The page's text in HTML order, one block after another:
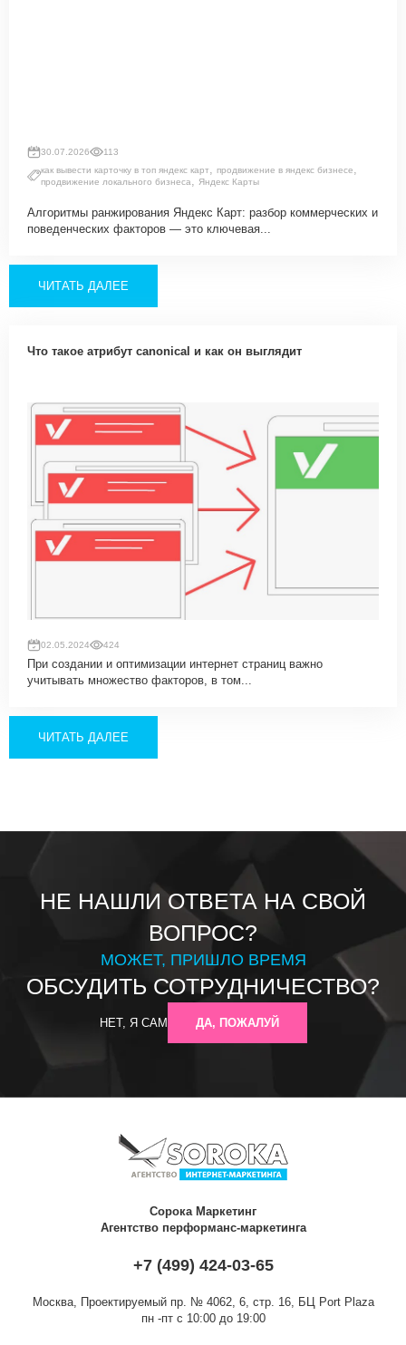
30.07.2026
113
как вывести карточку в топ яндекс карт, продвижение в яндекс бизнесе,
продвижение локального бизнеса, Яндекс Карты
Алгоритмы ранжирования Яндекс Карт: разбор коммерческих и
поведенческих факторов — это ключевая...
ЧИТАТЬ ДАЛЕЕ
Что такое атрибут canonical и как он выглядит
02.05.2024 424
При создании и оптимизации интернет страниц важно
учитывать множество факторов, в том...
ЧИТАТЬ ДАЛЕЕ
НЕ НАШЛИ ОТВЕТА НА СВОЙ
ВОПРОС?
МОЖЕТ, ПРИШЛО ВРЕМЯ
ОБСУДИТЬ СОТРУДНИЧЕСТВО?
НЕТ, Я САМ ДА, ПОЖАЛУЙ
Сорока Маркетинг
Агентство перформанс-маркетинга
+7 (499) 424-03-65
Москва, Проектируемый пр. № 4062, 6, стр. 16, БЦ Port Plaza
пн -пт с 10:00 до 19:00